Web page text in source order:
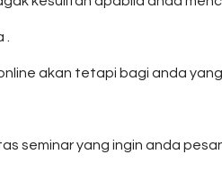
akan tetapi bagi anda
seminar yang ingin anda